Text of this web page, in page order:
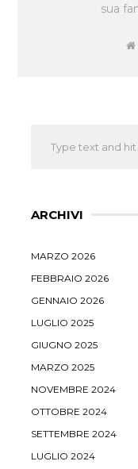
sua
ARCHIVI
MARZO 2026
FEBBRAIO 2026
GENNAIO 2026
LUGLIO 2025
GIUGNO 2025
MARZO 2025
NOVEMBRE 2024
OTTOBRE 2024
SETTEMBRE 2024
LUGLIO 2024